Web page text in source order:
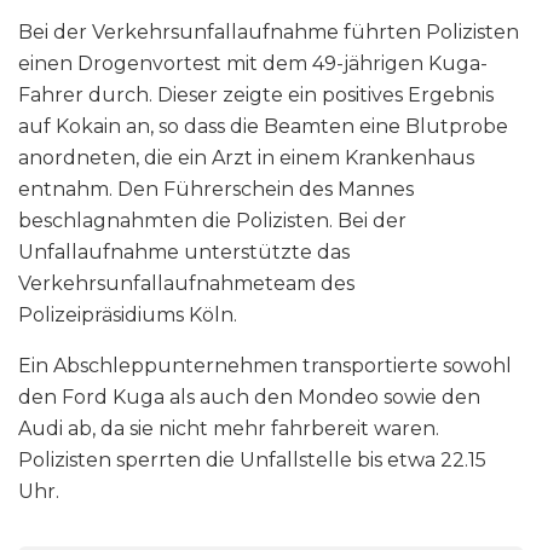
Bei der Verkehrsunfallaufnahme führten Polizisten
einen Drogenvortest mit dem 49-jährigen Kuga-
Fahrer durch. Dieser zeigte ein positives Ergebnis
auf Kokain an, so dass die Beamten eine Blutprobe
anordneten, die ein Arzt in einem Krankenhaus
entnahm. Den Führerschein des Mannes
beschlagnahmten die Polizisten. Bei der
Unfallaufnahme unterstützte das
Verkehrsunfallaufnahmeteam des
Polizeipräsidiums Köln.
Ein Abschleppunternehmen transportierte sowohl
den Ford Kuga als auch den Mondeo sowie den
Audi ab, da sie nicht mehr fahrbereit waren.
Polizisten sperrten die Unfallstelle bis etwa 22.15
Uhr.